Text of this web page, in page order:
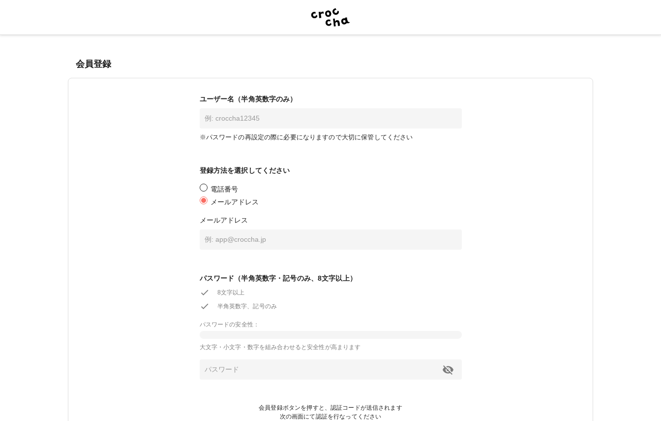
会員登録
ユーザー名（半角英数字のみ）
※パスワードの再設定の際に必要になりますので大切に保管してください
登録方法を選択してください
電話番号
メールアドレス
メールアドレス
パスワード（半角英数字・記号のみ、8文字以上）
8文字以上
半角英数字、記号のみ
パスワードの安全性：
大文字・小文字・数字を組み合わせると安全性が高まります
会員登録ボタンを押すと、認証コードが送信されます
次の画面にて認証を行なってください